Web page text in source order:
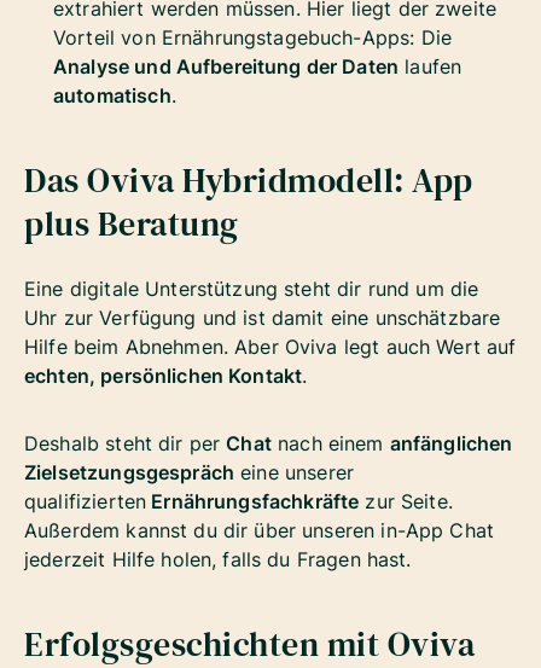
extrahiert werden müssen. Hier liegt der zweite
Vorteil von Ernährungstagebuch-Apps: Die
Analyse und Aufbereitung der Daten laufen
automatisch.
Das Oviva Hybridmodell: App
plus Beratung
Eine digitale Unterstützung steht dir rund um die
Uhr zur Verfügung und ist damit eine unschätzbare
Hilfe beim Abnehmen. Aber Oviva legt auch Wert auf
echten, persönlichen Kontakt.
Deshalb steht dir perChatnach einem anfänglichen
Zielsetzungsgespräch eine unserer
qualifizierten Ernährungsfachkräfte zur Seite.
Außerdem kannst du dir über unseren in-App Chat
jederzeit Hilfe holen, falls du Fragen hast.
Erfolgsgeschichten mit Oviva